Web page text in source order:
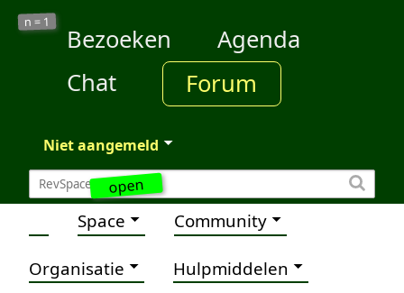
open
n = 1
Bezoeken
Agenda
Chat
Forum
Niet aangemeld
Space Community
Organisatie Hulpmiddelen